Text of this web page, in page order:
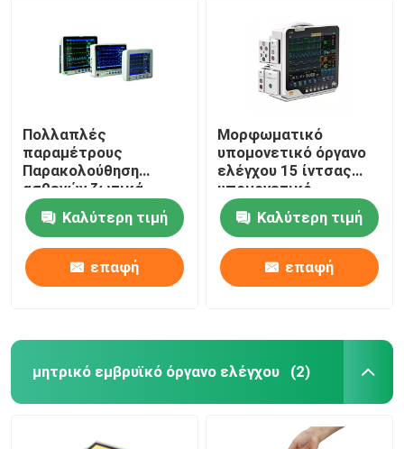
φορητή nebulizer μηχανή
Πολλαπλές
παραμέτρους
Παρακολούθηση
ασθενών ζωτικά
σημεία Κεντρικό
σύστημα
παρακολούθησης
Καλύτερη τιμή
επαφή
Μορφωματικό
υπομονετικό όργανο
ελέγχου 15 ίντσας
υπομονετικό
σημαδιών ICU οργάνων
ελέγχου ζωτικής
σημασίας
Καλύτερη τιμή
επαφή
μητρικό εμβρυϊκό όργανο ελέγχου (2)